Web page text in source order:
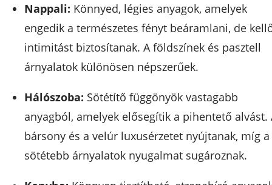
Nappali: Könnyed, légies anyagok, amelyek
engedik a természetes fényt beáramlani, de
intimitást biztosítanak. A földszínek és pasztell
árnyalatok különösen népszerűek.
Hálószoba: Sötétítő függönyök vastagabb
anyagból, amelyek elősegítik a pihentető alvást.
bársony és a velúr luxusérzetet nyújtanak, míg a
sötétebb árnyalatok nyugalmat sugároznak.